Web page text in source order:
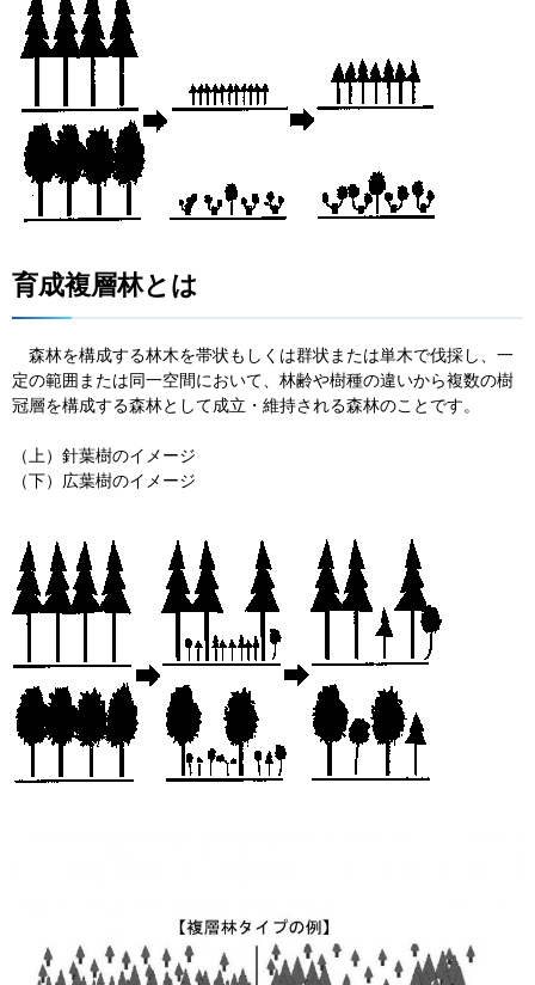
育成複層林とは
森林を構成する林木を帯状もしくは群状または単木で伐採し、一
定の範囲または同一空間において、林齢や樹種の違いから複数の樹
冠層を構成する森林として成立・維持される森林のことです。
（上）針葉樹のイメージ
（下）広葉樹のイメージ